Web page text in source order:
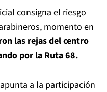
consigna el riesgo
momento en
las rejas del centro
por la Ruta 68.
a la participación